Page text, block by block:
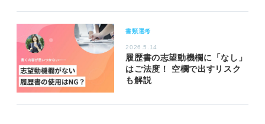
書類選考
2026.5.14
履歴書の志望動機欄に「なし」
はご法度！ 空欄で出すリスク
も解説